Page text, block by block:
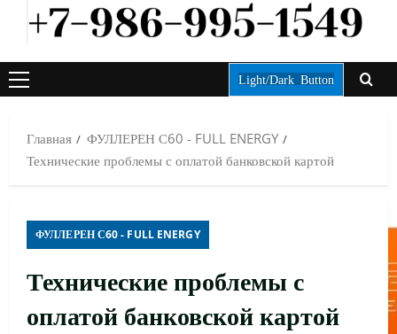
ОСНОВНОЕ
Light/Dark Button
Главная
ФУЛЛЕРЕН С60 - FULL ENERGY
Технические проблемы с оплатой банковской картой
ФУЛЛЕРЕН С60 - FULL ENERGY
Технические проблемы с
оплатой банковской картой